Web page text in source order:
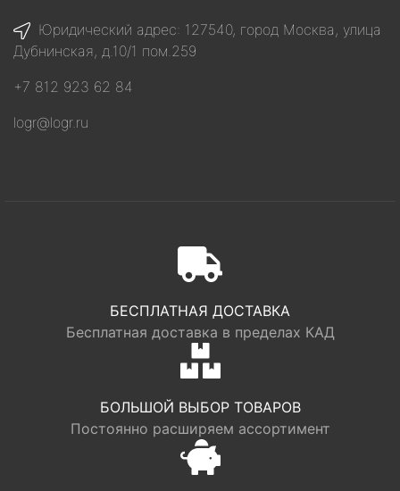
Юридический адрес: 127540, город Москва, улица
Дубнинская, д.10/1 пом.259
+7 812 923 62 84
logr@logr.ru
БЕСПЛАТНАЯ ДОСТАВКА
Бесплатная доставка в пределах КАД
БОЛЬШОЙ ВЫБОР ТОВАРОВ
Постоянно расширяем ассортимент